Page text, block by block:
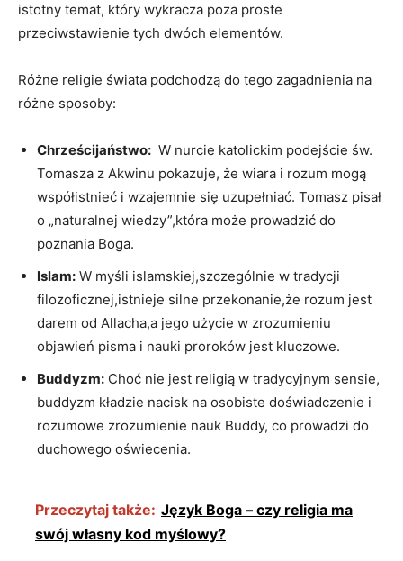
istotny temat, który wykracza poza proste
przeciwstawienie tych dwóch elementów.
Różne religie świata podchodzą do tego zagadnienia na
różne sposoby:
Chrześcijaństwo: ‌ W nurcie katolickim podejście św.
Tomasza z Akwinu pokazuje, że‍ wiara i rozum mogą
⁢współistnieć i wzajemnie się uzupełniać. Tomasz pisał
o „naturalnej wiedzy”,która może prowadzić do
poznania Boga.
Islam: W myśli islamskiej,szczególnie w ‍tradycji
filozoficznej,istnieje silne przekonanie,że ⁢rozum jest
darem⁣ od ‌Allacha,a jego użycie ⁢w zrozumieniu
objawień pisma i nauki proroków jest kluczowe.
Buddyzm: Choć nie jest religią w tradycyjnym sensie,
buddyzm kładzie ⁤nacisk ⁢na osobiste doświadczenie ‍i
rozumowe zrozumienie⁣ nauk Buddy, co⁤ prowadzi ‍do
duchowego oświecenia.
Przeczytaj także: Język Boga – czy religia ma
swój własny kod myślowy?